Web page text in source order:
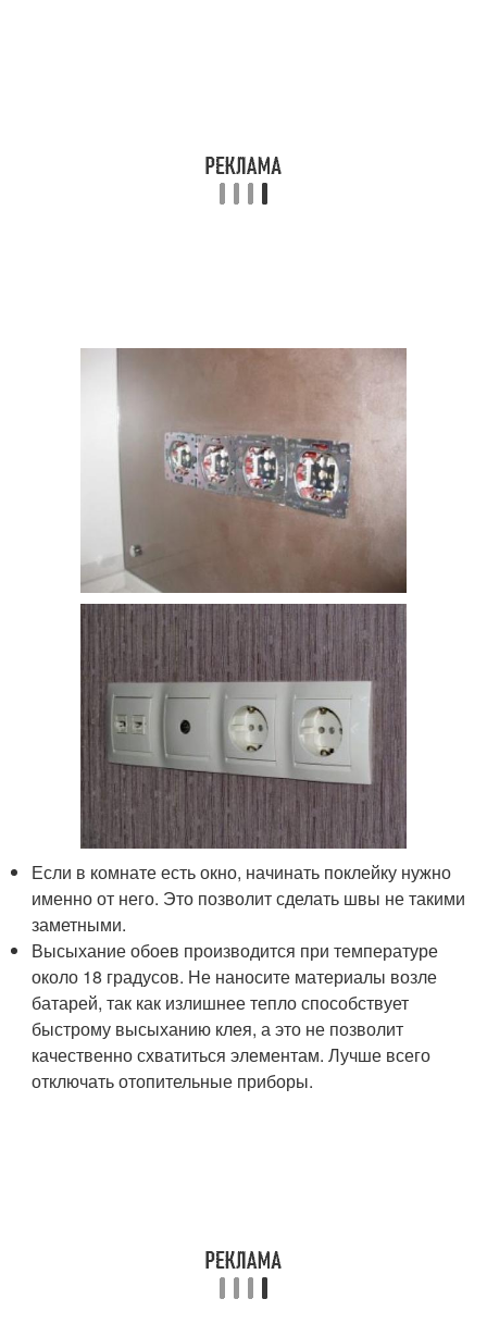
Если в комнате есть окно, начинать поклейку нужно
именно от него. Это позволит сделать швы не такими
заметными.
Высыхание обоев производится при температуре
около 18 градусов. Не наносите материалы возле
батарей, так как излишнее тепло способствует
быстрому высыханию клея, а это не позволит
качественно схватиться элементам. Лучше всего
отключать отопительные приборы.